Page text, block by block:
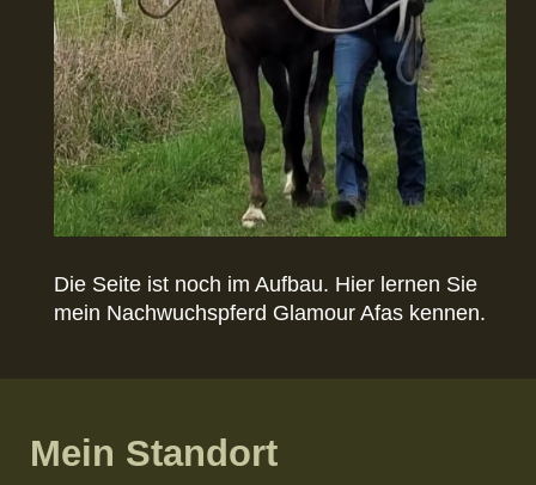
Die Seite ist noch im Aufbau. Hier lernen Sie
mein Nachwuchspferd Glamour Afas kennen.
Mein Standort